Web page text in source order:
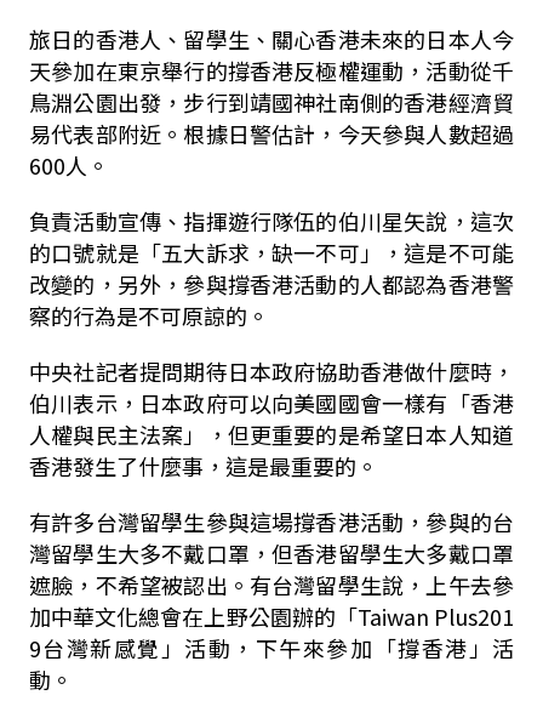
旅日的香港人、留學生、關心香港未來的日本人今
天參加在東京舉行的撐香港反極權運動，活動從千
鳥淵公園出發，步行到靖國神社南側的香港經濟貿
易代表部附近。根據日警估計，今天參與人數超過
600人。
負責活動宣傳、指揮遊行隊伍的伯川星矢說，這次
的口號就是「五大訴求，缺一不可」，這是不可能
改變的，另外，參與撐香港活動的人都認為香港警
察的行為是不可原諒的。
中央社記者提問期待日本政府協助香港做什麼時，
伯川表示，日本政府可以向美國國會一樣有「香港
人權與民主法案」，但更重要的是希望日本人知道
香港發生了什麼事，這是最重要的。
有許多台灣留學生參與這場撐香港活動，參與的台
灣留學生大多不戴口罩，但香港留學生大多戴口罩
遮臉，不希望被認出。有台灣留學生說，上午去參
加中華文化總會在上野公園辦的「Taiwan Plus201
9台灣新感覺」活動，下午來參加「撐香港」活
動。